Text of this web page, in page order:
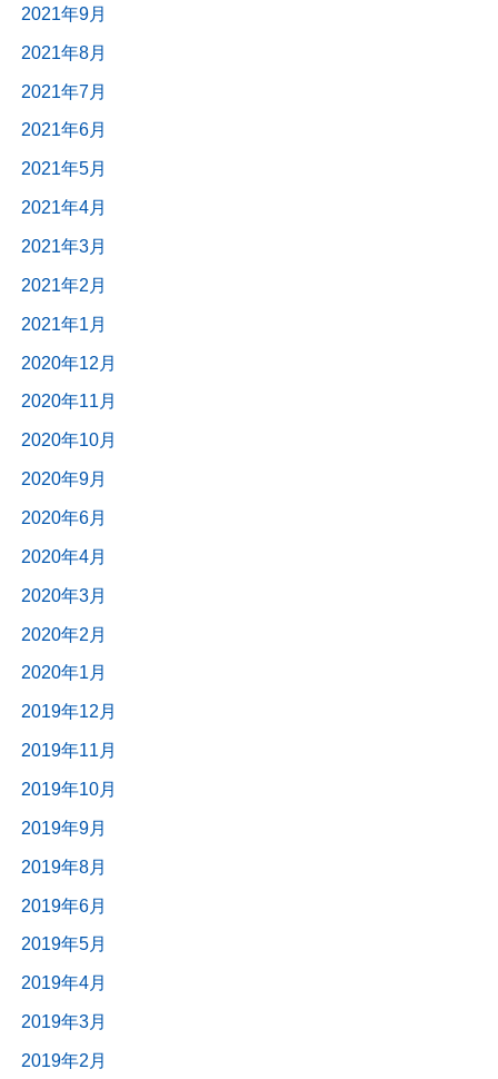
2021年9月
2021年8月
2021年7月
2021年6月
2021年5月
2021年4月
2021年3月
2021年2月
2021年1月
2020年12月
2020年11月
2020年10月
2020年9月
2020年6月
2020年4月
2020年3月
2020年2月
2020年1月
2019年12月
2019年11月
2019年10月
2019年9月
2019年8月
2019年6月
2019年5月
2019年4月
2019年3月
2019年2月